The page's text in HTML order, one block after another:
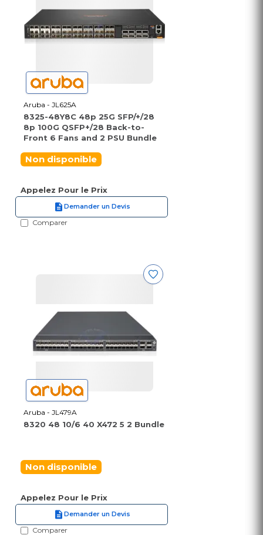
Aruba - JL625A
8325-48Y8C 48p 25G SFP/+/28
8p 100G QSFP+/28 Back-to-
Front 6 Fans and 2 PSU Bundle
Non disponible
Appelez Pour le Prix
Demander un Devis
Comparer
Aruba - JL479A
8320 48 10/6 40 X472 5 2 Bundle
Non disponible
Appelez Pour le Prix
Demander un Devis
Comparer